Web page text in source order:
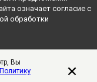
означает согласие с
обработки
Вы
Политику